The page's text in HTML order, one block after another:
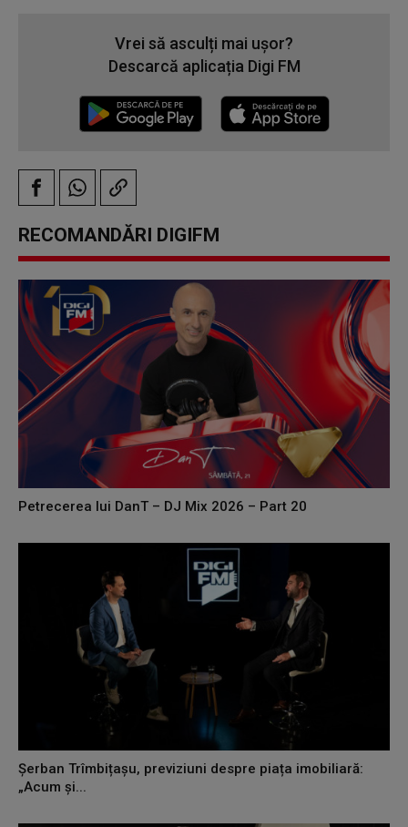
Vrei să asculți mai ușor?
Descarcă aplicația Digi FM
RECOMANDĂRI DIGIFM
Petrecerea lui DanT – DJ Mix 2026 – Part 20
Șerban Trîmbițașu, previziuni despre piața imobiliară:
„Acum și...